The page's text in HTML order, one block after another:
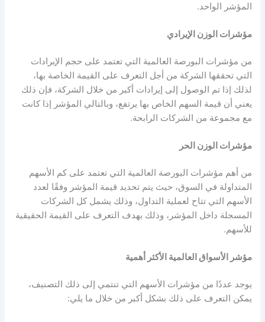
المؤشر الواحد.
مؤشرات الوزن الإيرادي
من مؤشرات البورصة العالميةالتي تعتمد على حجم الإيرادات
التي تحققها الشركة من أجل التعرف على القيمة الخاصة بها،
لذلك إذا تم الوصول إلى إيرادات أكبر من خلال الشركة، فإن ذلك
يعني أن قيمة السهم الخاص بها يرتفع، وبالتالي المؤشر إذا كانت
مع مجموعة من الشركات الرابحة.
مؤشرات الوزن الحر
من أهم مؤشرات البورصة العالميةالتي تعتمد على كم الأسهم
المتداولة في السوق، حيث يتم تحديد قيمة المؤشر وفقًا لعدد
الأسهم التي تتاح لعملية التداول، وذلك يشمل كل الشركات
المسجلة داخل المؤشر، وذلك بهدف التعرف على القيمة الحقيقية
للأسهم.
مؤشر الأسواق العالميةالأكثر أهمية
يوجد عددًا من مؤشرات الأسهمالتي تنتمي إلى ذلك التصنيف،
يمكن التعرف على ذلك بشكل أكبر من خلال ما يلي: